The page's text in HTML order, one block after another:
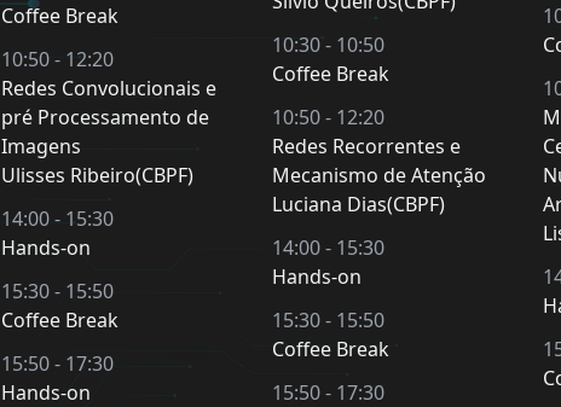
Coffee Break
10:50 - 12:20
Redes Convolucionais e
pré Processamento de
Imagens
Ulisses Ribeiro(CBPF)
14:00 - 15:30
Hands-on
15:30 - 15:50
Coffee Break
15:50 - 17:30
Hands-on
10:30 - 10:50
Coffee Break
10:50 - 12:20
Redes Recorrentes e
Mecanismo de Atenção
Luciana Dias(CBPF)
14:00 - 15:30
Hands-on
15:30 - 15:50
Coffee Break
15:50 - 17:30